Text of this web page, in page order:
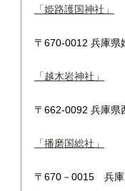
「姫路護国神社」
〒670-0012 兵庫県
「越木岩神社」
〒662-0092 兵庫県
「播磨国総社」
〒670－0015 兵庫